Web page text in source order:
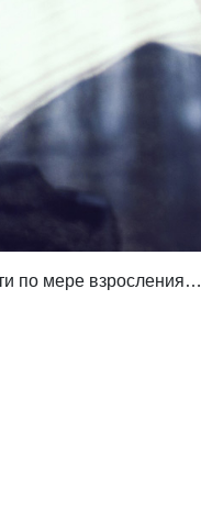
по мере взросления…